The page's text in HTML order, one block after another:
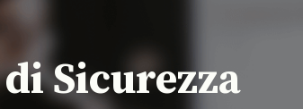
Sicurezza